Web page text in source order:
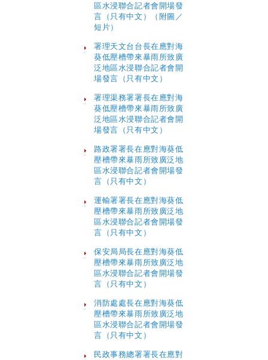
區水浸聯合記者會開場發
言（只有中文）（附圖／
短片）
署理天文台台長在應對海
葵低壓槽帶來暴雨所致廣
泛地區水浸聯合記者會開
場發言（只有中文）
署理渠務署署長在應對海
葵低壓槽帶來暴雨所致廣
泛地區水浸聯合記者會開
場發言（只有中文）
路政署署長在應對海葵低
壓槽帶來暴雨所致廣泛地
區水浸聯合記者會開場發
言（只有中文）
運輸署署長在應對海葵低
壓槽帶來暴雨所致廣泛地
區水浸聯合記者會開場發
言（只有中文）
保安局局長在應對海葵低
壓槽帶來暴雨所致廣泛地
區水浸聯合記者會開場發
言（只有中文）
消防處處長在應對海葵低
壓槽帶來暴雨所致廣泛地
區水浸聯合記者會開場發
言（只有中文）
民政事務總署署長在應對